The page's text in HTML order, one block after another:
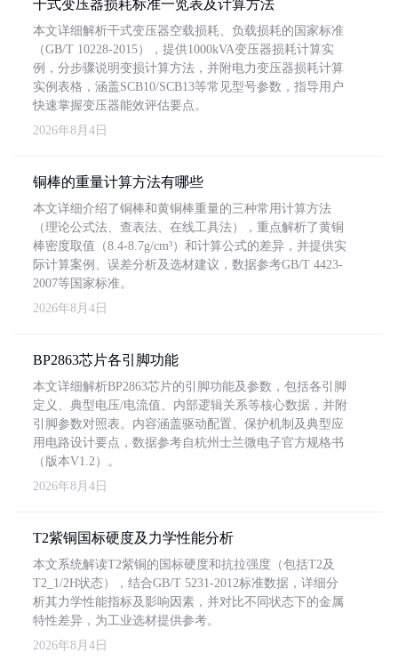
干式变压器损耗标准一览表及计算方法
本文详细解析干式变压器空载损耗、负载损耗的国家标准
（GB/T 10228-2015），提供1000kVA变压器损耗计算实
例，分步骤说明变损计算方法，并附电力变压器损耗计算
实例表格，涵盖SCB10/SCB13等常见型号参数，指导用户
快速掌握变压器能效评估要点。
2026年8月4日
铜棒的重量计算方法有哪些
本文详细介绍了铜棒和黄铜棒重量的三种常用计算方法
（理论公式法、查表法、在线工具法），重点解析了黄铜
棒密度取值（8.4-8.7g/cm³）和计算公式的差异，并提供实
际计算案例、误差分析及选材建议，数据参考GB/T 4423-
2007等国家标准。
2026年8月4日
BP2863芯片各引脚功能
本文详细解析BP2863芯片的引脚功能及参数，包括各引脚
定义、典型电压/电流值、内部逻辑关系等核心数据，并附
引脚参数对照表。内容涵盖驱动配置、保护机制及典型应
用电路设计要点，数据参考自杭州士兰微电子官方规格书
（版本V1.2）。
2026年8月4日
T2紫铜国标硬度及力学性能分析
本文系统解读T2紫铜的国标硬度和抗拉强度（包括T2及
T2_1/2H状态），结合GB/T 5231-2012标准数据，详细分
析其力学性能指标及影响因素，并对比不同状态下的金属
特性差异，为工业选材提供参考。
2026年8月4日